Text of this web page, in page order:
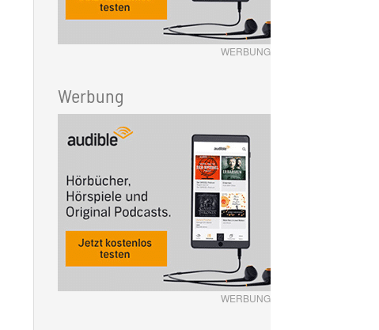
WERBUNG
Werbung
WERBUNG